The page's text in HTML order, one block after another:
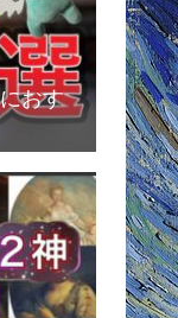
おす